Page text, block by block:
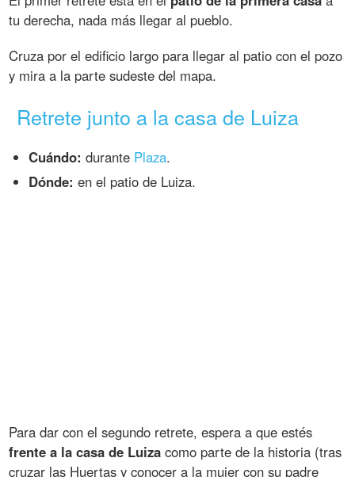
tu derecha, nada más llegar al pueblo.
Cruza por el edificio largo para llegar al patio con el pozo
y mira a la parte sudeste del mapa.
Retrete junto a la casa de Luiza
Cuándo: durante Plaza.
Dónde: en el patio de Luiza.
Para dar con el segundo retrete, espera a que estés
frente a la casa de Luiza como parte de la historia (tras
cruzar las Huertas y conocer a la mujer con su padre